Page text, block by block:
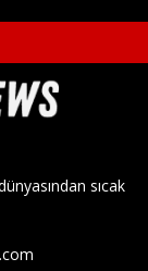
sıcak